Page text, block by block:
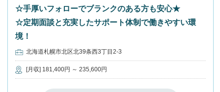
☆手厚いフォローでブランクのある方も安心★
☆定期面談と充実したサポート体制で働きやすい環
境！
北海道札幌市北区北39条西3丁目2-3
[月収] 181,400円 ～ 235,600円